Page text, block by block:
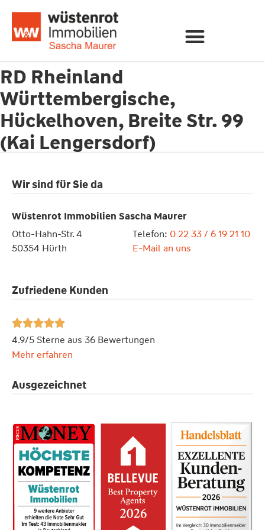
Wir sind für Sie da
Wüstenrot Immobilien Sascha Maurer
Otto-Hahn-Str. 4
50354 Hürth
Telefon: 0 22 33 / 6 19 21 10
E-Mail an uns
Zufriedene Kunden

4.9/5 Sterne aus 36 Bewertungen
Mehr erfahren
Ausgezeichnet
RD Rheinland
Württembergische,
Hückelhoven, Breite Str. 99
(Kai Lengersdorf)